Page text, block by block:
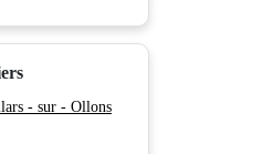
- sur - Ollons